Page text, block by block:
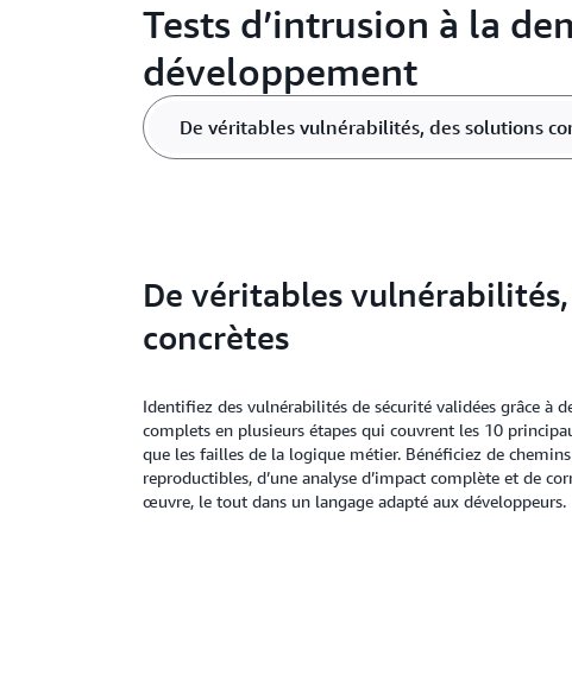
Tests d’intrusion à la
développement
De véritables vulnérabilités, des solutions
De véritables
concrètes
Identifiez des vulnérabilités de sécurité validées grâce à
complets en plusieurs étapes qui couvrent les 10
que les failles de la logique métier. Bénéficiez de
reproductibles, d’une analyse d’impact complète et de
œuvre, le tout dans un langage adapté aux développeurs.